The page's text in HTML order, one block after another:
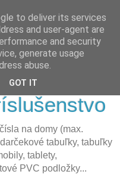
- výroba
špz
na
na domy (max.
tabuľky, tabuľky
tablety,
PVC podložky...
to deliver its services
and user-agent are
and security
generate usage
abuse.
GOT IT